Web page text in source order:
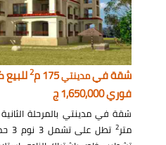
شقة فيمدينتي175 م 2
فوري 1,650,000 ج
شقة في مدينتي بالمرحلة
متر2